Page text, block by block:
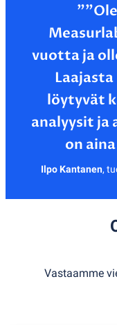
vuotta ja
löytyvät
analyysit ja
Ilpo Kantanen,
Vastaamme